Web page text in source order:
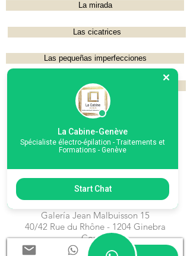
La mirada
Las cicatrices
Las pequeñas imperfecciones
Tarifas
La Cabin-Ginebra,
C/O Clinique du Lis, 4° piso,
Galería Jean Malbuisson 15
40/42 Rue du Rhône - 1204 Ginebra
Correo
electrónico:
lacabine.geneve@gmail.com
La Cabine-Genève
Spécialiste électro-épilation - Traitements et
Formations - Genève
Start Chat